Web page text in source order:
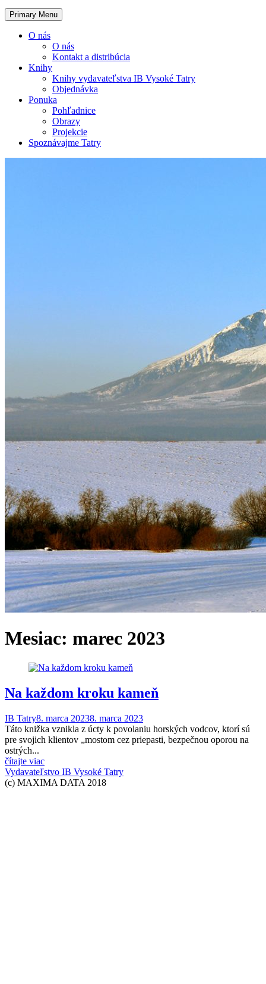
Primary Menu
O nás
O nás
Kontakt a distribúcia
Knihy
Knihy vydavateľstva IB Vysoké Tatry
Objednávka
Ponuka
Pohľadnice
Obrazy
Projekcie
Spoznávajme Tatry
Mesiac: marec 2023
Na každom kroku kameň
IB Tatry8. marca 20238. marca 2023
Táto knižka vznikla z úcty k povolaniu horských vodcov, ktorí sú
pre svojich klientov „mostom cez priepasti, bezpečnou oporou na
ostrých...
čítajte viac
Vydavateľstvo IB Vysoké Tatry
(c) MAXIMA DATA 2018